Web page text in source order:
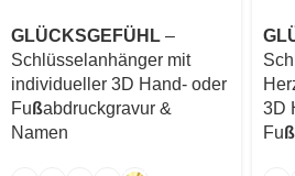
GLÜCKSGEFÜHL –
Schlüsselanhänger mit
individueller 3D Hand- oder
Fußabdruckgravur &
Namen
3D
Fuß